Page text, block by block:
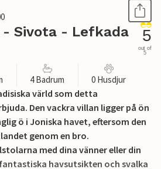
- Sivota - Lefkada
5
out of
5
4 Badrum 0 Husdjur
värld som detta
Den vackra villan ligger på ön
ö i Joniska havet, eftersom den
genom en bro.
med dina vänner eller din
havsutsikten och svalka